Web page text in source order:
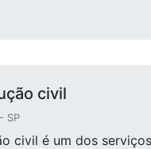
civil
SP
civil é um dos